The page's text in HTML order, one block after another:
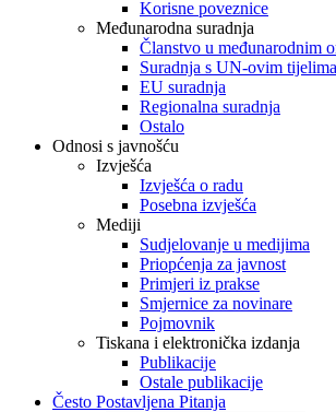
Korisne poveznice
Međunarodna suradnja
Članstvo u međunarodnim
Suradnja s UN-ovim tijelima
EU suradnja
Regionalna suradnja
Ostalo
Odnosi s javnošću
Izvješća
Izvješća o radu
Posebna izvješća
Mediji
Sudjelovanje u medijima
Priopćenja za javnost
Primjeri iz prakse
Smjernice za novinare
Pojmovnik
Tiskana i elektronička izdanja
Publikacije
Ostale publikacije
Često Postavljena Pitanja